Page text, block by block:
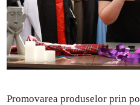
Promovarea produselor prin